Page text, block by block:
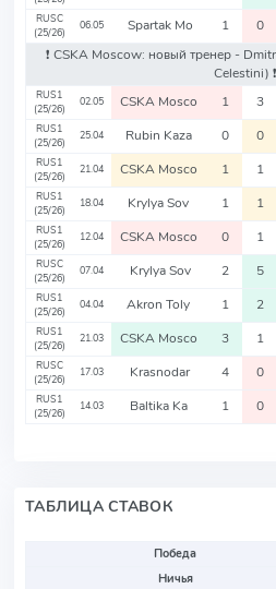
RUSC
(25/26)
06.05 Spartak Mo 1 0
❗️ CSKA Moscow: новый тренер -
Celestini) ❗️
RUS1
(25/26)
02.05 CSKA Mosco 1 3
RUS1
(25/26)
25.04 Rubin Kaza 0 0
RUS1
(25/26)
21.04 CSKA Mosco 1 1
RUS1
(25/26)
18.04 Krylya Sov 1 1
RUS1
(25/26)
12.04 CSKA Mosco 0 1
RUSC
(25/26)
07.04 Krylya Sov 2 5
RUS1
(25/26)
04.04 Akron Toly 1 2
RUS1
(25/26)
21.03 CSKA Mosco 3 1
RUSC
(25/26)
17.03 Krasnodar 4 0
RUS1
(25/26)
14.03 Baltika Ka 1 0
ТАБЛИЦА СТАВОК
Победа
Ничья